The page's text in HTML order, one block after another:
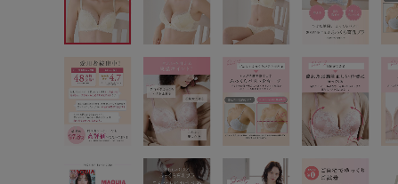
E65 E70 E75
F65 F70 F75
G65 G70 G75
H70 H75